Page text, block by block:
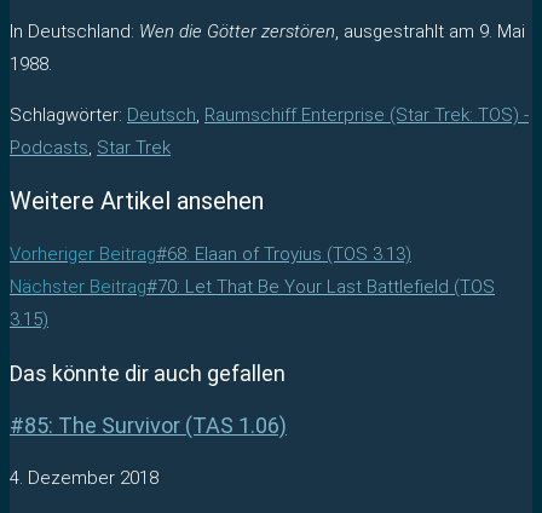
In Deutschland: Wen die Götter zerstören, ausgestrahlt am 9. Mai
1988.
Schlagwörter: Deutsch, Raumschiff Enterprise (Star Trek: TOS) -
Podcasts, Star Trek
Weitere Artikel ansehen
Vorheriger Beitrag#68: Elaan of Troyius (TOS 3.13)
Nächster Beitrag#70: Let That Be Your Last Battlefield (TOS
3.15)
Das könnte dir auch gefallen
#85: The Survivor (TAS 1.06)
4. Dezember 2018